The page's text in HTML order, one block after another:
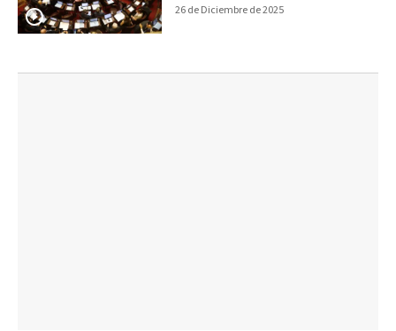
26 de Diciembre de 2025